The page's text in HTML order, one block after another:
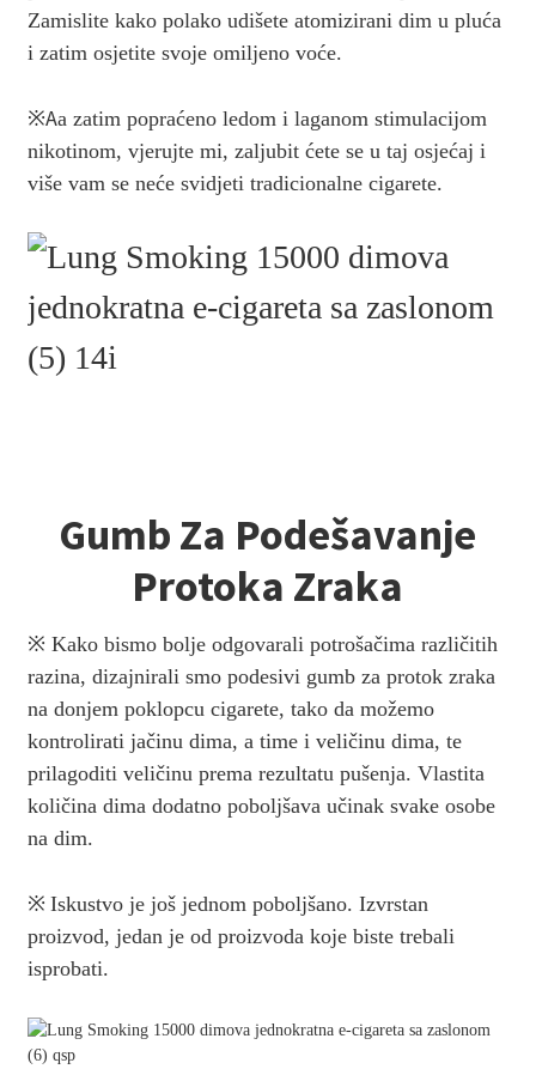
Zamislite kako polako udišete atomizirani dim u pluća
i zatim osjetite svoje omiljeno voće.
※Aa zatim popraćeno ledom i laganom stimulacijom
nikotinom, vjerujte mi, zaljubit ćete se u taj osjećaj i
više vam se neće svidjeti tradicionalne cigarete.
Gumb Za Podešavanje
Protoka Zraka
※ Kako bismo bolje odgovarali potrošačima različitih
razina, dizajnirali smo podesivi gumb za protok zraka
na donjem poklopcu cigarete, tako da možemo
kontrolirati jačinu dima, a time i veličinu dima, te
prilagoditi veličinu prema rezultatu pušenja. Vlastita
količina dima dodatno poboljšava učinak svake osobe
na dim.
※ Iskustvo je još jednom poboljšano. Izvrstan
proizvod, jedan je od proizvoda koje biste trebali
isprobati.